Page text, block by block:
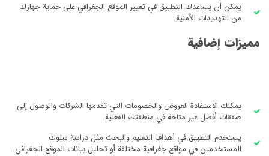
يمكن أن يساعدك التطبيق في تغيير الموقع الجغرافي على حماية جهازك
من التهديدات الأمنية.
مميزات إضافية
يمكنك الاستفادة العروض والخصومات التي تقدمها الشركات والوصول إلى
صفقات أفضل غير متاحة في منطقتك الفعلية.
يستخدم التطبيق في أهداف التعليم والبحث مثل دراسة سلوك
المستخدمين في مواقع جغرافية مختلفة أو تحليل بيانات الموقع الجغرافي.